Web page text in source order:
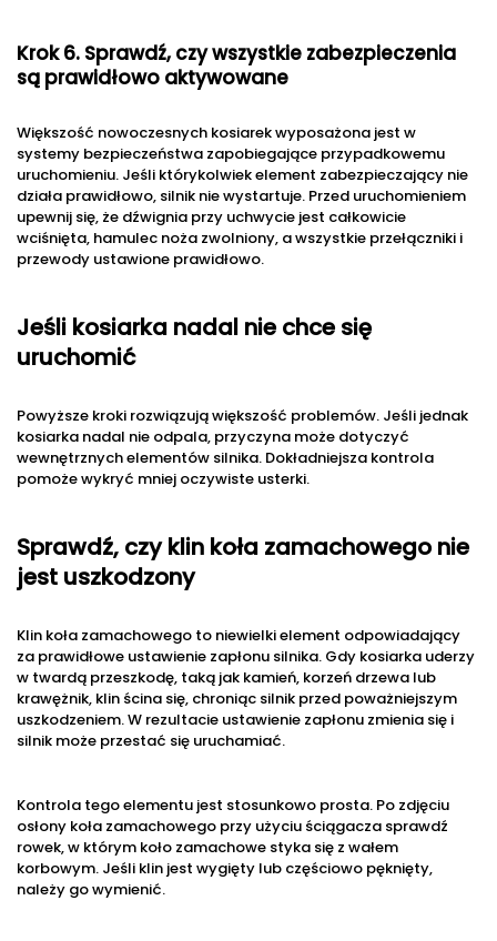
Krok 6. Sprawdź, czy wszystkie zabezpieczenia
są prawidłowo aktywowane
Większość nowoczesnych kosiarek wyposażona jest w
systemy bezpieczeństwa zapobiegające przypadkowemu
uruchomieniu. Jeśli którykolwiek element zabezpieczający nie
działa prawidłowo, silnik nie wystartuje. Przed uruchomieniem
upewnij się, że dźwignia przy uchwycie jest całkowicie
wciśnięta, hamulec noża zwolniony, a wszystkie przełączniki i
przewody ustawione prawidłowo.
Jeśli kosiarka nadal nie chce się
uruchomić
Powyższe kroki rozwiązują większość problemów. Jeśli jednak
kosiarka nadal nie odpala, przyczyna może dotyczyć
wewnętrznych elementów silnika. Dokładniejsza kontrola
pomoże wykryć mniej oczywiste usterki.
Sprawdź, czy klin koła zamachowego nie
jest uszkodzony
Klin koła zamachowego to niewielki element odpowiadający
za prawidłowe ustawienie zapłonu silnika. Gdy kosiarka uderzy
w twardą przeszkodę, taką jak kamień, korzeń drzewa lub
krawężnik, klin ścina się, chroniąc silnik przed poważniejszym
uszkodzeniem. W rezultacie ustawienie zapłonu zmienia się i
silnik może przestać się uruchamiać.
Kontrola tego elementu jest stosunkowo prosta. Po zdjęciu
osłony koła zamachowego przy użyciu ściągacza sprawdź
rowek, w którym koło zamachowe styka się z wałem
korbowym. Jeśli klin jest wygięty lub częściowo pęknięty,
należy go wymienić.